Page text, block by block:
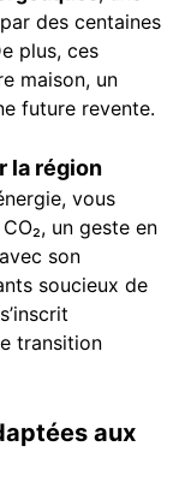
des centaines
plus, ces
maison, un
future revente.
la région
vous
un geste en
son
soucieux de
transition
aux